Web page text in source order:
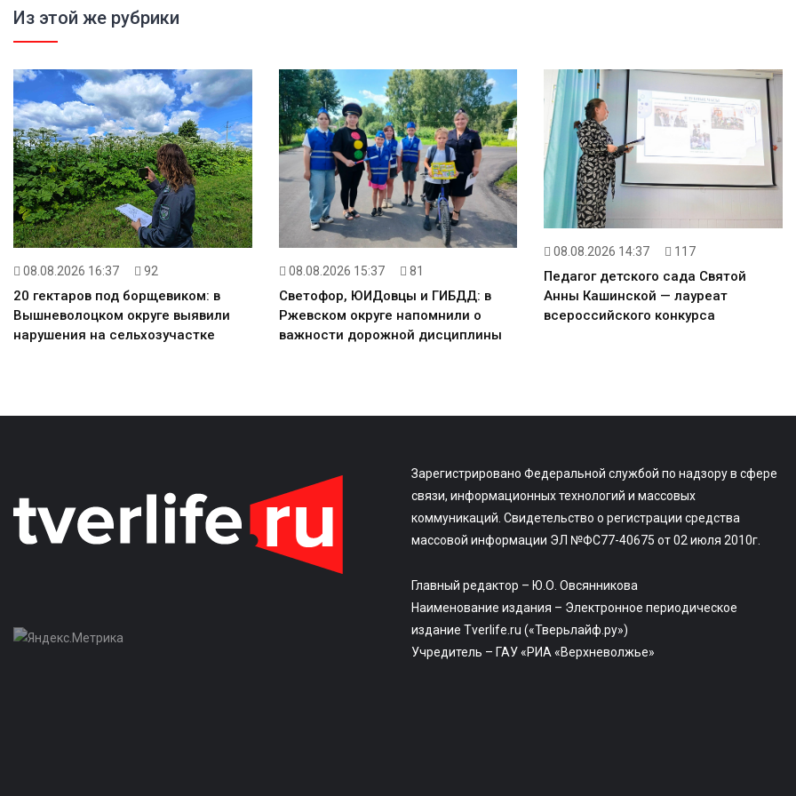
Из этой же рубрики
08.08.2026 16:37 92
20 гектаров под борщевиком: в
Вышневолоцком округе выявили
нарушения на сельхозучастке
08.08.2026 15:37 81
Светофор, ЮИДовцы и ГИБДД: в
Ржевском округе напомнили о
важности дорожной дисциплины
08.08.2026 14:37 117
Педагог детского сада Святой
Анны Кашинской — лауреат
всероссийского конкурса
Зарегистрировано Федеральной службой по надзору в сфере
связи, информационных технологий и массовых
коммуникаций. Свидетельство о регистрации средства
массовой информации ЭЛ №ФС77-40675 от 02 июля 2010г.
Главный редактор – Ю.О. Овсянникова
Наименование издания – Электронное периодическое
издание Tverlife.ru («Тверьлайф.ру»)
Учредитель – ГАУ «РИА «Верхневолжье»